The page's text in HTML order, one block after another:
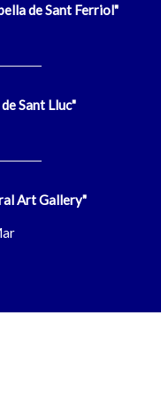
de Sant Ferriol"
Sant Lluc"
Art Gallery"